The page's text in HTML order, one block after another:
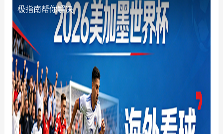
极指南帮你解决